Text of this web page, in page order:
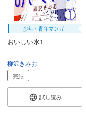
少年・青年マンガ
おいしい水1
柳沢きみお
完結
試し読み